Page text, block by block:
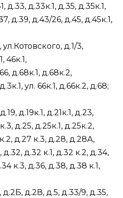
д.33, д.33к.1, д.35, д.35к.1,
д.39, д.43/26, д.45, д.45к.1,
д.1/3,
46к.1,
д.68к.1, д.68к.2,
ул. 66к.1, д.66к.2, д.68;
д.19к.1, д.21к.1, д.23,
д.25, д.25к.1, д.25к.2,
д.27 к.3, д.28, д.28А,
д.32 к.1, д.32 к.2, д.34,
к.3, д.36, д.38, д.38 к.1,
д.2В, д.5, д.33/9, д.35,